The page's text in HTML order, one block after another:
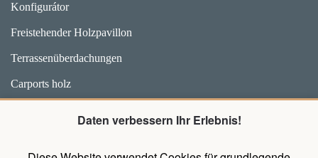
Daten verbessern Ihr Erlebnis!
Konfigurátor
Freistehender Holzpavillon
Terrassenüberdachungen
Carports holz